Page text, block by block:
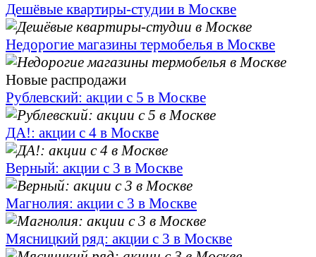
Дешёвые квартиры-студии в Москве
Недорогие магазины термобелья в Москве
Новые распродажи
Рублевский: акции с 5 в Москве
ДА!: акции с 4 в Москве
Верный: акции с 3 в Москве
Магнолия: акции с 3 в Москве
Мясницкий ряд: акции с 3 в Москве